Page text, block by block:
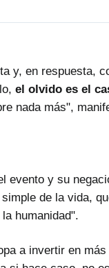
y, en respuesta,
el olvido es el
nada más",
evento y su
de la vida,
humanidad".
a invertir en